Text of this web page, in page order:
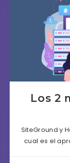
Los 2
SiteGround y
cual es el